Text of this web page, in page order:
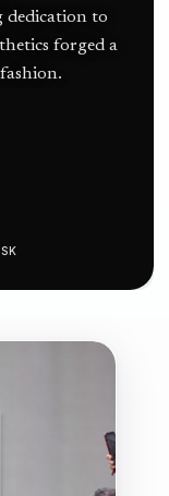
dedication to
forged a